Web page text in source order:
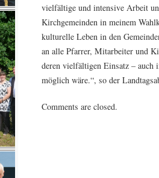
vielfältige und intensive Arbeit
Kirchgemeinden in meinem
kulturelle Leben in den
an alle Pfarrer, Mitarbeiter und
deren vielfältigen Einsatz – auch
möglich wäre.“, so der
Comments are closed.